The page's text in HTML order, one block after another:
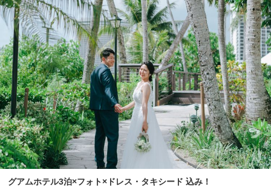
グアムホテル3泊×フォト×ドレス・タキシード 込み！